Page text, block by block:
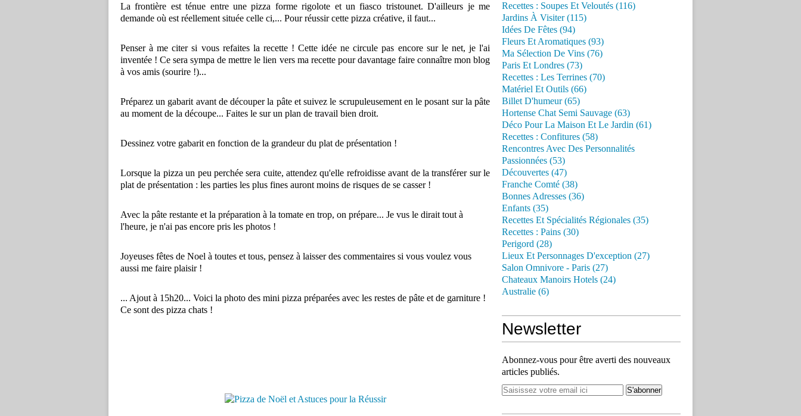
La frontière est ténue entre une pizza forme rigolote et un fiasco tristounet. D'ailleurs je me
demande où est réellement située celle ci,... Pour réussir cette pizza créative, il faut...
Penser à me citer si vous refaites la recette ! Cette idée ne circule pas encore sur le net, je l'ai
inventée ! Ce sera sympa de mettre le lien vers ma recette pour davantage faire connaître mon blog
à vos amis (sourire !)...
Préparez un gabarit avant de découper la pâte et suivez le scrupuleusement en le posant sur la pâte
au moment de la découpe... Faites le sur un plan de travail bien droit.
Dessinez votre gabarit en fonction de la grandeur du plat de présentation !
Lorsque la pizza un peu perchée sera cuite, attendez qu'elle refroidisse avant de la transférer sur le
plat de présentation : les parties les plus fines auront moins de risques de se casser !
Avec la pâte restante et la préparation à la tomate en trop, on prépare... Je vus le dirait tout à
l'heure, je n'ai pas encore pris les photos !
Joyeuses fêtes de Noel à toutes et tous, pensez à laisser des commentaires si vous voulez vous
aussi me faire plaisir !
... Ajout à 15h20... Voici la photo des mini pizza préparées avec les restes de pâte et de garniture !
Ce sont des pizza chats !
Recettes : Soupes Et Veloutés (116)
Jardins À Visiter (115)
Idées De Fêtes (94)
Fleurs Et Aromatiques (93)
Ma Sélection De Vins (76)
Paris Et Londres (73)
Recettes : Les Terrines (70)
Matériel Et Outils (66)
Billet D'humeur (65)
Hortense Chat Semi Sauvage (63)
Déco Pour La Maison Et Le Jardin (61)
Recettes : Confitures (58)
Rencontres Avec Des Personnalités
Passionnées (53)
Découvertes (47)
Franche Comté (38)
Bonnes Adresses (36)
Enfants (35)
Recettes Et Spécialités Régionales (35)
Recettes : Pains (30)
Perigord (28)
Lieux Et Personnages D'exception (27)
Salon Omnivore - Paris (27)
Chateaux Manoirs Hotels (24)
Australie (6)
Newsletter
Abonnez-vous pour être averti des nouveaux
articles publiés.